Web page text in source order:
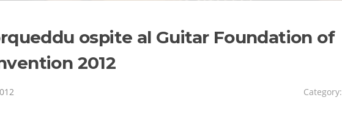
ospite al Guitar Foundation of
2012
Category: